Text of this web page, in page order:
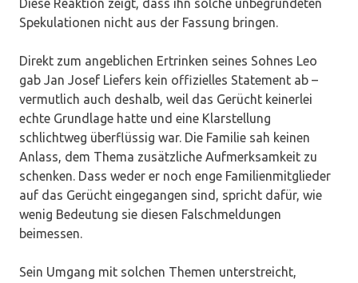
Diese Reaktion zeigt, dass ihn solche unbegründeten
Spekulationen nicht aus der Fassung bringen.
Direkt zum angeblichen Ertrinken seines Sohnes Leo
gab Jan Josef Liefers kein offizielles Statement ab –
vermutlich auch deshalb, weil das Gerücht keinerlei
echte Grundlage hatte und eine Klarstellung
schlichtweg überflüssig war. Die Familie sah keinen
Anlass, dem Thema zusätzliche Aufmerksamkeit zu
schenken. Dass weder er noch enge Familienmitglieder
auf das Gerücht eingegangen sind, spricht dafür, wie
wenig Bedeutung sie diesen Falschmeldungen
beimessen.
Sein Umgang mit solchen Themen unterstreicht,